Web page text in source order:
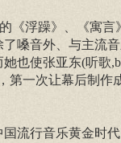
《浮躁》、《寓言
嗓音外、与主流
也使张亚东(听歌
第一次让幕后制作
国流行音乐黄金时